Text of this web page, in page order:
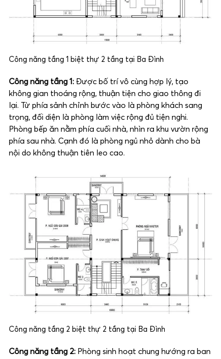
Công năng tầng 1 biệt thự 2 tầng tại Ba Đình
Công năng tầng 1: Được bố trí vô cùng hợp lý, tạo
không gian thoáng rộng, thuận tiện cho giao thông đi
lại. Từ phía sảnh chỉnh bước vào là phòng khách sang
trọng, đối diện là phòng làm việc rộng đủ tiện nghi.
Phòng bếp ăn nằm phía cuối nhà, nhìn ra khu vườn rộng
phía sau nhà. Cạnh đó là phòng ngủ nhỏ dành cho bà
nội do không thuận tiên leo cao.
Công năng tầng 2 biệt thự 2 tầng tại Ba Đình
Công năng tầng 2:Phòng sinh hoạt chung hướng ra ban